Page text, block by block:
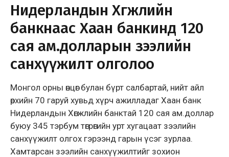
Нидерландын Хөгжлийн
банкнаас Хаан банкинд 120
сая ам.долларын зээлийн
санхүүжилт олголоо
Монгол орны өнцөг булан бүрт салбартай, нийт айл
өрхийн 70 гаруй хувьд хүрч ажилладаг Хаан банк
Нидерландын Хөгжлийн банктай 120 сая ам.доллар
буюу 345 тэрбум төгрөгийн урт хугацаат зээлийн
санхүүжилт олгох гэрээнд гарын үсэг зурлаа.
Хамтарсан зээлийн санхүүжилтийг зохион